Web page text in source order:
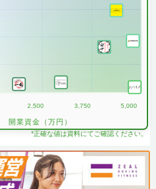
2,500 3,750 5,000
開業資金（万円）
*正確な値は資料にてご確認ください。